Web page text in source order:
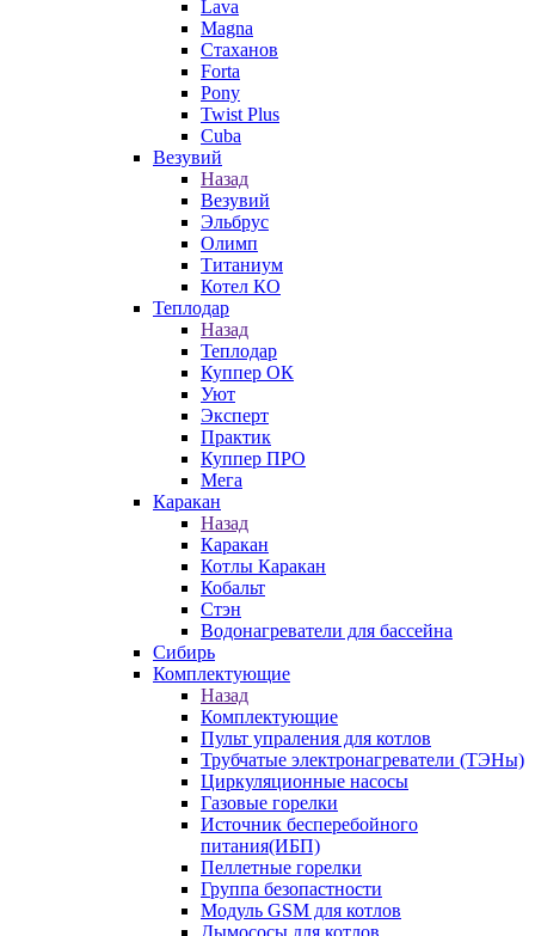
Lava
Magna
Стаханов
Forta
Pony
Twist Plus
Cuba
Везувий
Назад
Везувий
Эльбрус
Олимп
Титаниум
Котел КО
Теплодар
Назад
Теплодар
Куппер ОК
Уют
Эксперт
Практик
Куппер ПРО
Мега
Каракан
Назад
Каракан
Котлы Каракан
Кобальт
Стэн
Водонагреватели для бассейна
Сибирь
Комплектующие
Назад
Комплектующие
Пульт упраления для котлов
Трубчатые электронагреватели (ТЭНы)
Циркуляционные насосы
Газовые горелки
Источник бесперебойного
питания(ИБП)
Пеллетные горелки
Группа безопастности
Модуль GSM для котлов
Дымососы для котлов